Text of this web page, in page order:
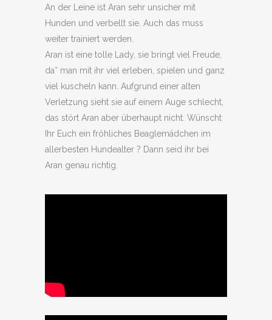
An der Leine ist Aran sehr unsicher mit
Hunden und verbellt sie. Auch das muss
weiter trainiert werden.
Aran ist eine tolle Lady, sie bringt viel Freude,
da* man mit ihr viel erleben, spielen und ganz
viel kuscheln kann. Aufgrund einer alten
Verletzung sieht sie auf einem Auge schlecht,
das stört Aran aber überhaupt nicht. Wünscht
Ihr Euch ein fröhliches Beaglemädchen im
allerbesten Hundealter ? Dann seid ihr bei
Aran genau richtig.